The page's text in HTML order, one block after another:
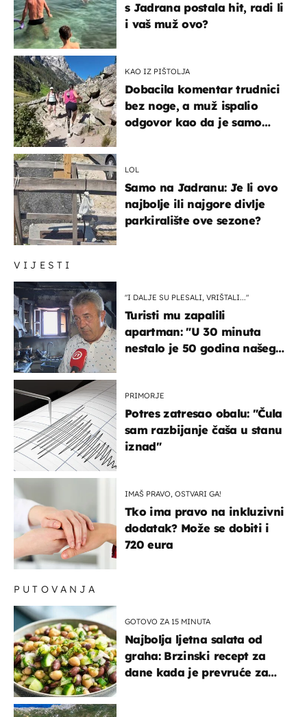
VIJESTI
"I DALJE SU PLESALI, VRIŠTALI..."
Turisti mu zapalili
apartman: "U 30 minuta
nestalo je 50 godina našeg
PRIMORJE
Potres zatresao obalu: "Čula
sam razbijanje čaša u stanu
iznad"
IMAŠ PRAVO, OSTVARI GA!
Tko ima pravo na inkluzivni
dodatak? Može se dobiti i
720 eura
s Jadrana postala hit, radi li
i vaš muž ovo?
KAO IZ PIŠTOLJA
Dobacila komentar trudnici
bez noge, a muž ispalio
odgovor kao da je samo
LOL
Samo na Jadranu: Je li ovo
najbolje ili najgore divlje
parkiralište ove sezone?
PUTOVANJA
GOTOVO ZA 15 MINUTA
Najbolja ljetna salata od
graha: Brzinski recept za
dane kada je prevruće za